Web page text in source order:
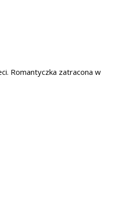
Romantyczka zatracona w